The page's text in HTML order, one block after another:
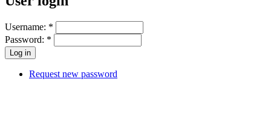
Username: *
Password: *
Request new password